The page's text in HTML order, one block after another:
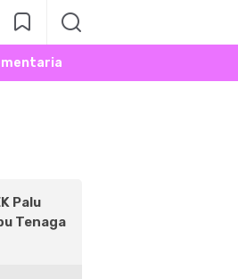
Palu
Tenaga